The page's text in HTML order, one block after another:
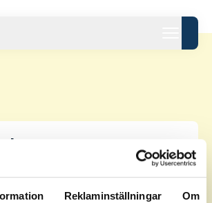
Reklaminställningar Om